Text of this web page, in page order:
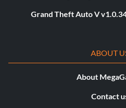
Grand Theft Auto V
ABOUT
About
Contact